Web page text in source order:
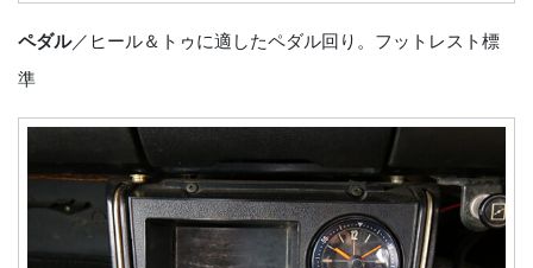
ペダル／ヒール＆トゥに適したペダル回り。フットレスト標
準